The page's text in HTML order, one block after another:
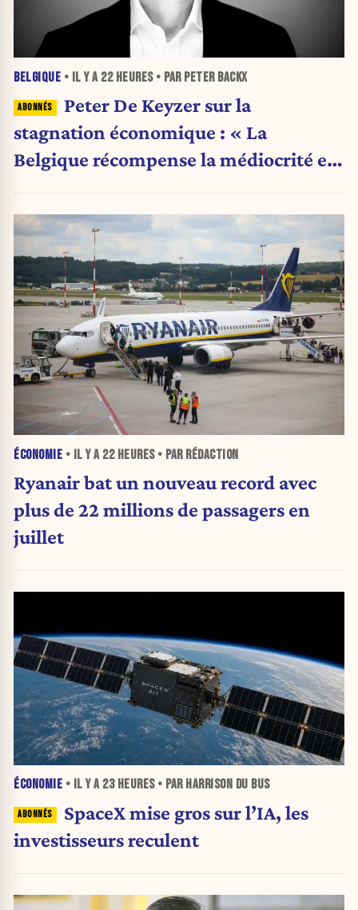
BELGIQUE • IL Y A 22 HEURES• PAR PETER BACKX
Peter De Keyzer sur la
stagnation économique : « La
Belgique récompense la médiocrité et
ÉCONOMIE • IL Y A 22 HEURES• PAR RÉDACTION
Ryanair bat un nouveau record avec
plus de 22 millions de passagers en
juillet
ÉCONOMIE • IL Y A 23 HEURES• PAR HARRISON DU BUS
SpaceX mise gros sur l’IA, les
investisseurs reculent